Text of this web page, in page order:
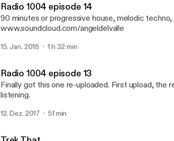
Radio 1004 episode 14
90 minutes or progressive house, melodic
www.soundcloud.com/angeldelvalle
15. Jan. 2018 1 h 32 min
Radio 1004 episode 13
Finally got this one re-uploaded. First upload, the
listening.
12. Dez. 2017 51 min